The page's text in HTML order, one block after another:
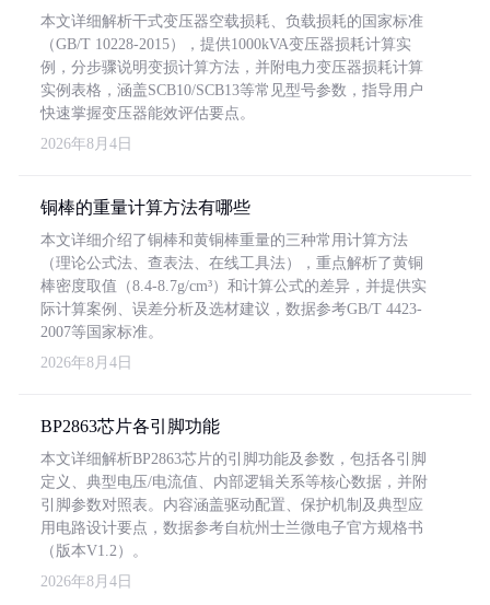
本文详细解析干式变压器空载损耗、负载损耗的国家标准
（GB/T 10228-2015），提供1000kVA变压器损耗计算实
例，分步骤说明变损计算方法，并附电力变压器损耗计算
实例表格，涵盖SCB10/SCB13等常见型号参数，指导用户
快速掌握变压器能效评估要点。
2026年8月4日
铜棒的重量计算方法有哪些
本文详细介绍了铜棒和黄铜棒重量的三种常用计算方法
（理论公式法、查表法、在线工具法），重点解析了黄铜
棒密度取值（8.4-8.7g/cm³）和计算公式的差异，并提供实
际计算案例、误差分析及选材建议，数据参考GB/T 4423-
2007等国家标准。
2026年8月4日
BP2863芯片各引脚功能
本文详细解析BP2863芯片的引脚功能及参数，包括各引脚
定义、典型电压/电流值、内部逻辑关系等核心数据，并附
引脚参数对照表。内容涵盖驱动配置、保护机制及典型应
用电路设计要点，数据参考自杭州士兰微电子官方规格书
（版本V1.2）。
2026年8月4日